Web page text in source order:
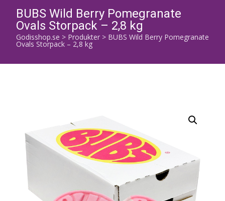
BUBS Wild Berry Pomegranate
Ovals Storpack – 2,8 kg
Godisshop.se > Produkter > BUBS Wild Berry Pomegranate
Ovals Storpack – 2,8 kg